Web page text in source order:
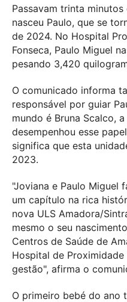
Passavam trinta
nasceu Paulo, que se
de 2024. No Hospital
Fonseca, Paulo Miguel
pesando 3,420
O comunicado informa
responsável por guiar
mundo é Bruna Scalco,
desempenhou esse
significa que esta
2023.
"Joviana e Paulo Miguel
um capítulo na rica
nova ULS Amadora/
mesmo o seu
Centros de Saúde de
Hospital de
gestão", afirma o
O primeiro bebé do ano